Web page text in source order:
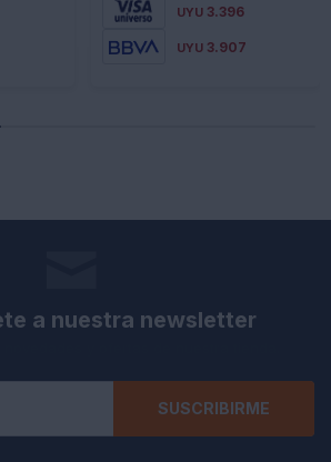
UYU 3.396
UYU 3.907
a nuestra newsletter
SUSCRIBIRME